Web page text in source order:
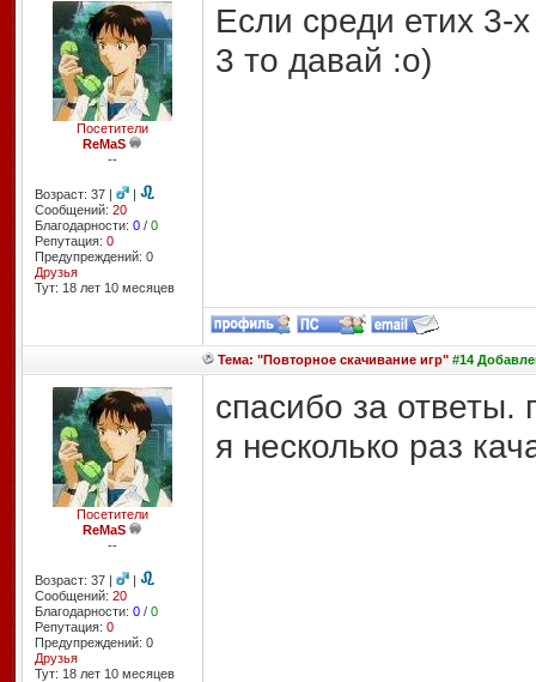
Посетители
ReMaS
--
Возраст: 37 |
|
Сообщений: 20
Благодарности: 0/ 0
Репутация: 0
Предупреждений: 0
Друзья
Тут: 18 лет 10 месяцев
Если среди етих 3-
3 то давай :o)
Тема: "Повторное скачивание игр"#14
Посетители
ReMaS
--
Возраст: 37 |
|
Сообщений: 20
Благодарности: 0/ 0
Репутация: 0
Предупреждений: 0
Друзья
Тут: 18 лет 10 месяцев
спасибо за ответы.
я несколько раз